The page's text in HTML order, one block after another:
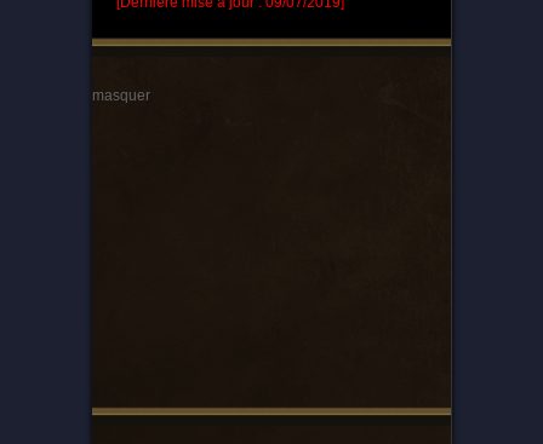
masquer